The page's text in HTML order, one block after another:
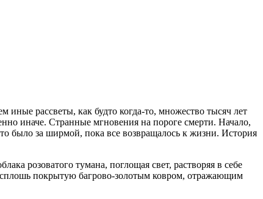
рассветы, как будто когда-то, множество тысяч лет
иначе. Странные мгновения на пороге смерти. Начало,
было за ширмой, пока все возвращалось к жизни. История
розоватого тумана, поглощая свет, растворяя в себе
сплошь покрытую багрово-золотым ковром, отражающим